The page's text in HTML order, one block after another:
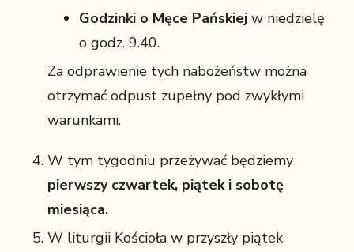
Godzinki o Męce Pańskiej w niedzielę
o godz. 9.40.
Za odprawienie tych nabożeństw można
otrzymać odpust zupełny pod zwykłymi
warunkami.
W tym tygodniu przeżywać będziemy
pierwszy czwartek, piątek i sobotę
miesiąca.
W liturgii Kościoła w przyszły piątek